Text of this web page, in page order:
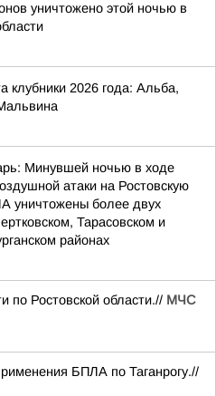
уничтожено этой ночью в
клубники 2026 года: Альба,
Минувшей ночью в ходе
атаки на Ростовскую
уничтожены более двух
Тарасовском и
районах
по Ростовской области.// МЧС
БПЛА по Таганрогу.//